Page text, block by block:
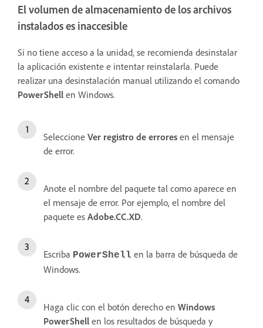
El volumen de almacenamiento de los archivos
instalados es inaccesible
Si no tiene acceso a la unidad, se recomienda desinstalar
la aplicación existente e intentar reinstalarla. Puede
realizar una desinstalación manual utilizando el comando
PowerShell en Windows.
Seleccione Ver registro de errores en el mensaje
de error.
Anote el nombre del paquete tal como aparece en
el mensaje de error. Por ejemplo, el nombre del
paquete es Adobe.CC.XD.
Escriba PowerShell en la barra de búsqueda de
Windows.
Haga clic con el botón derecho en Windows
PowerShell en los resultados de búsqueda y